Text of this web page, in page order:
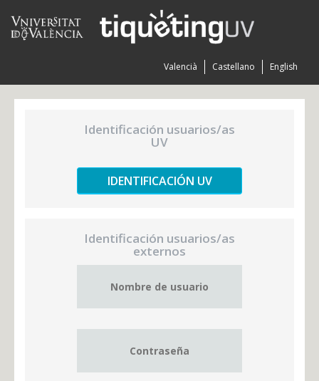
English
Castellano
Valencià
Identificación usuarios/as
UV
IDENTIFICACIÓN UV
Identificación usuarios/as
externos